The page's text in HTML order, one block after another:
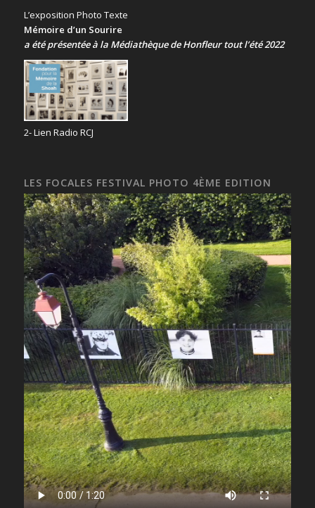
L’exposition Photo Texte
Mémoire d’un Sourire
a été présentéeà la Médiathèque de Honfleur tout l’été 2022
2- Lien Radio RCJ
LES FOCALES FESTIVAL PHOTO 4ÈME EDITION